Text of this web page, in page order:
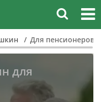
Для пенсионеров
для